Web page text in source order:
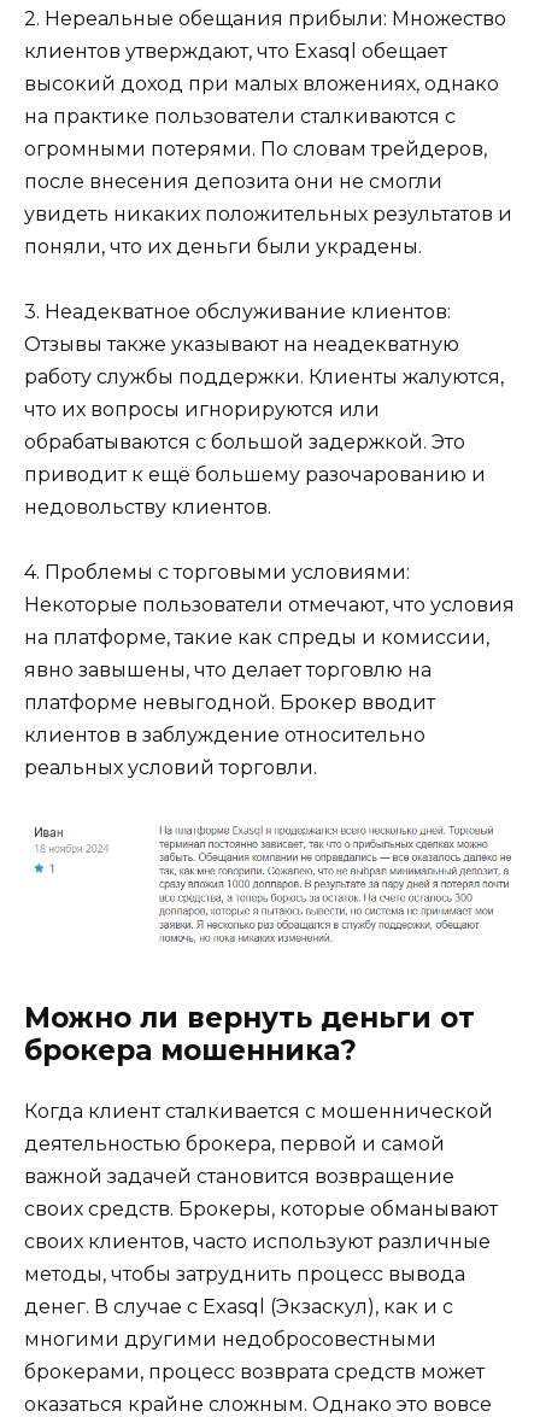
2. Нереальные обещания прибыли: Множество
клиентов утверждают, что Exasql обещает
высокий доход при малых вложениях, однако
на практике пользователи сталкиваются с
огромными потерями. По словам трейдеров,
после внесения депозита они не смогли
увидеть никаких положительных результатов и
поняли, что их деньги были украдены.
3. Неадекватное обслуживание клиентов:
Отзывы также указывают на неадекватную
работу службы поддержки. Клиенты жалуются,
что их вопросы игнорируются или
обрабатываются с большой задержкой. Это
приводит к ещё большему разочарованию и
недовольству клиентов.
4. Проблемы с торговыми условиями:
Некоторые пользователи отмечают, что условия
на платформе, такие как спреды и комиссии,
явно завышены, что делает торговлю на
платформе невыгодной. Брокер вводит
клиентов в заблуждение относительно
реальных условий торговли.
Можно ли вернуть деньги от
брокера мошенника?
Когда клиент сталкивается с мошеннической
деятельностью брокера, первой и самой
важной задачей становится возвращение
своих средств. Брокеры, которые обманывают
своих клиентов, часто используют различные
методы, чтобы затруднить процесс вывода
денег. В случае с Exasql (Экзаскул), как и с
многими другими недобросовестными
брокерами, процесс возврата средств может
оказаться крайне сложным. Однако это вовсе